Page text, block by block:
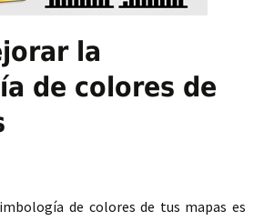
la
de colores de
de colores de tus mapas es